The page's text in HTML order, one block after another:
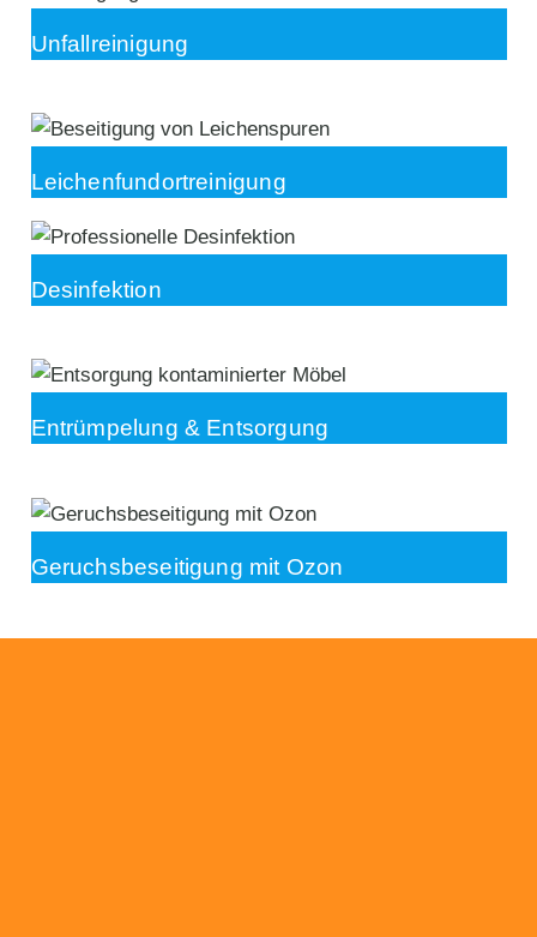
Unfallreinigung
Leichenfundortreinigung
Desinfektion
Entrümpelung & Entsorgung
Geruchsbeseitigung mit Ozon